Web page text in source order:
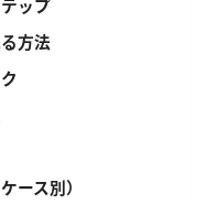
ップ
方法
ース別）